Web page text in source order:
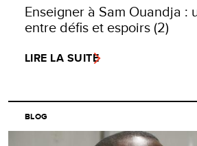
Enseigner à Sam Ouandja :
entre défis et espoirs (2)
LIRE LA SUITE
BLOG